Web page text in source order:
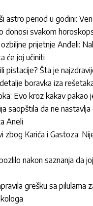
astro period u godini:
donosi svakom
prijetnje Anđeli:
će joj učiniti
pistacije? Šta je
boravka iza
Evo kroz kakav pakao
saopštila da ne nastavlja
Aneli
zbog Karića i Gastoza:
nakon saznanja da
grešku sa pilulama